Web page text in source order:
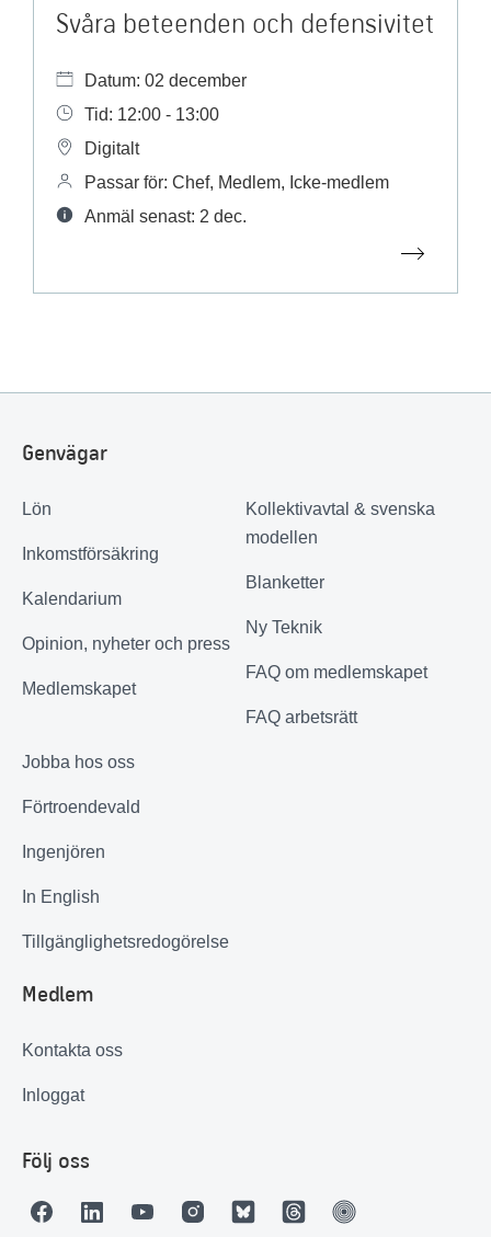
Svåra beteenden och defensivitet
Datum: 02 december
Tid: 12:00 - 13:00
Digitalt
Passar för: Chef, Medlem, Icke-medlem
Anmäl senast: 2 dec.
Genvägar
Lön
Inkomstförsäkring
Kalendarium
Opinion, nyheter och press
Medlemskapet
Kollektivavtal & svenska
modellen
Blanketter
Ny Teknik
FAQ om medlemskapet
FAQ arbetsrätt
Jobba hos oss
Förtroendevald
Ingenjören
In English
Tillgänglighetsredogörelse
Medlem
Kontakta oss
Inloggat
Följ oss